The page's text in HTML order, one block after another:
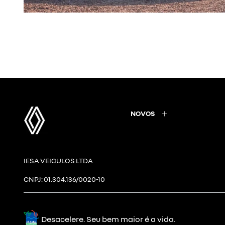
NOVOS
IESA VEICULOS LTDA
CNPJ: 01.304.136/0020-10
Desacelere. Seu bem maior é a vida.